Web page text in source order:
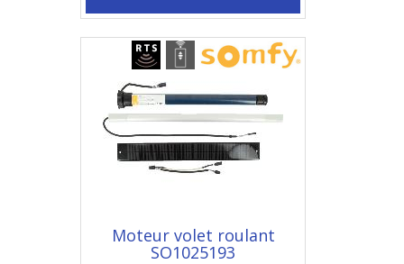
Moteur volet roulant
SO1025193